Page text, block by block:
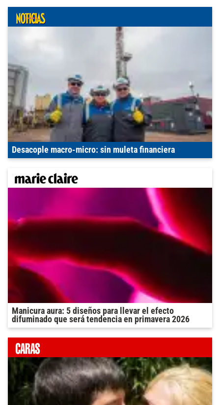
Desacople macro-micro: sin muleta financiera
Manicura aura: 5 diseños para llevar el efecto
difuminado que será tendencia en primavera 2026